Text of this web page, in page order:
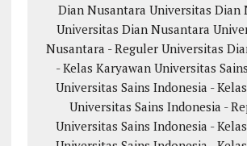
Dian Nusantara Universitas Dian
Universitas Dian Nusantara
Nusantara - Reguler Universitas
- Kelas Karyawan Universitas
Universitas Sains Indonesia -
Universitas Sains Indonesia -
Universitas Sains Indonesia -